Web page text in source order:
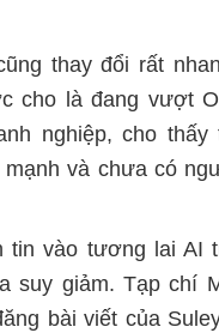
thay đổi rất
cho là đang vượt
nghiệp, cho
mạnh và chưa có
tin vào tương lai AI
suy giảm. Tạp chí
bài viết của